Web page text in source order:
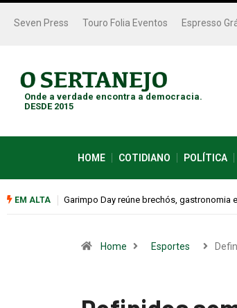
Seven Press Touro Folia Eventos Espresso
Onde a verdade encontra a democracia.
DESDE 2015
HOME COTIDIANO POLÍTICA
EM ALTA Bugonia transforma paranoia e
Home Esportes